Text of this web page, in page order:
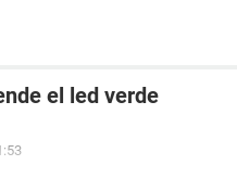
el led verde